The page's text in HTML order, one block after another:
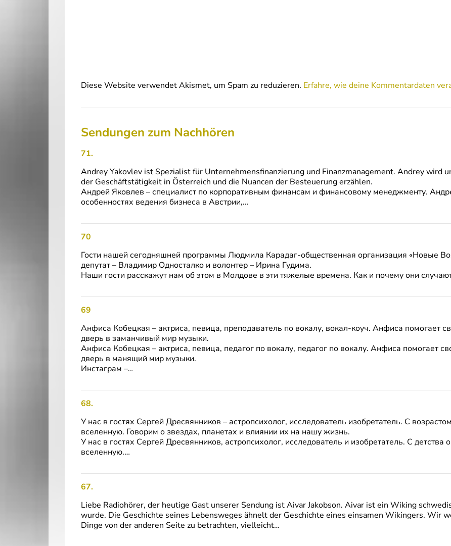
Diese Website verwendet Akismet, um Spam zu reduzieren. Erfahre, wie deine Kommentardaten
Sendungen zum Nachhören
71.
Andrey Yakovlev ist Spezialist für Unternehmensfinanzierung und Finanzmanagement. Andrey wird
der Geschäftstätigkeit in Österreich und die Nuancen der Besteuerung erzählen.
Андрей Яковлев – специалист по корпоративным финансам и финансовому менеджменту.
особенностях ведения бизнеса в Австрии,…
70
Гости нашей сегодняшней программы Людмила Карадаг-общественная организация «Новые
депутат – Владимир Односталко и волонтер – Ирина Гудима.
Наши гости расскажут нам об этом в Молдове в эти тяжелые времена. Как и почему они
69
Анфиса Кобецкая – актриса, певица, преподаватель по вокалу, вокал-коуч. Анфиса помогает
дверь в заманчивый мир музыки.
Анфиса Кобецкая – актриса, певица, педагог по вокалу, педагог по вокалу. Анфиса помогает
дверь в манящий мир музыки.
Инстаграм –…
68.
У нас в гостях Сергей Дресвянников – астропсихолог, исследователь изобретатель. С
вселенную. Говорим о звездах, планетах и ​​влиянии их на нашу жизнь.
У нас в гостях Сергей Дресвянников, астропсихолог, исследователь и изобретатель. С детства
вселенную.…
67.
Liebe Radiohörer, der heutige Gast unserer Sendung ist Aivar Jakobson. Aivar ist ein Wiking
wurde. Die Geschichte seines Lebensweges ähnelt der Geschichte eines einsamen Wikingers. Wir
Dinge von der anderen Seite zu betrachten, vielleicht…